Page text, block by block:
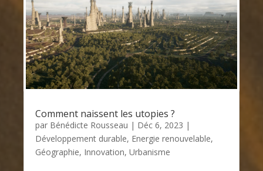
Comment naissent les utopies ?
par Bénédicte Rousseau | Déc 6, 2023 |
Développement durable, Energie renouvelable,
Géographie, Innovation, Urbanisme